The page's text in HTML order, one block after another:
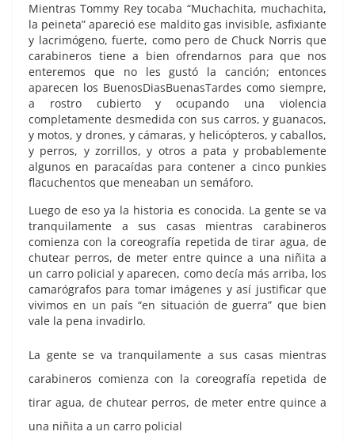
Mientras Tommy Rey tocaba “Muchachita, muchachita,
la peineta” apareció ese maldito gas invisible, asfixiante
y lacrimógeno, fuerte, como pero de Chuck Norris que
carabineros tiene a bien ofrendarnos para que nos
enteremos que no les gustó la canción; entonces
aparecen los BuenosDiasBuenasTardes como siempre,
a rostro cubierto y ocupando una violencia
completamente desmedida con sus carros, y guanacos,
y motos, y drones, y cámaras, y helicópteros, y caballos,
y perros, y zorrillos, y otros a pata y probablemente
algunos en paracaídas para contener a cinco punkies
flacuchentos que meneaban un semáforo.
Luego de eso ya la historia es conocida. La gente se va
tranquilamente a sus casas mientras carabineros
comienza con la coreografía repetida de tirar agua, de
chutear perros, de meter entre quince a una niñita a
un carro policial y aparecen, como decía más arriba, los
camarógrafos para tomar imágenes y así justificar que
vivimos en un país “en situación de guerra” que bien
vale la pena invadirlo.
La gente se va tranquilamente a sus casas mientras
carabineros comienza con la coreografía repetida de
tirar agua, de chutear perros, de meter entre quince a
una niñita a un carro policial